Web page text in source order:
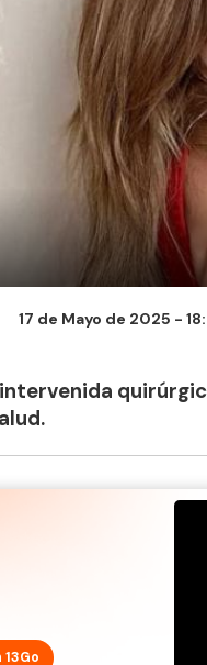
17 de Mayo de 2025 -